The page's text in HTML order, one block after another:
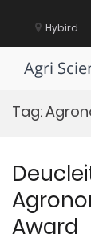
content Hybird
Agri
Tag:
Award